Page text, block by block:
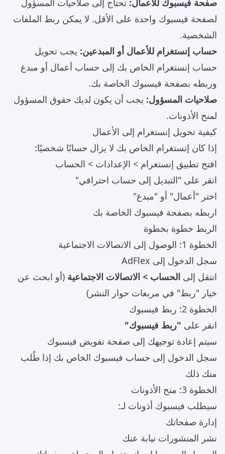
صفحة فيسبوك للأعمال: تحتاج إلى صلاحيات المسؤول
لصفحة فيسبوك واحدة على الأقل. لا يمكن ربط الملفات
الشخصية.
حساب إنستغرام للأعمال أو المبدعين: يجب تحويل
حساب إنستغرام الخاص بك إلى حساب أعمال أو مبدع
وربطه بصفحة فيسبوك الخاصة بك.
صلاحيات المسؤول: يجب أن يكون لديك حقوق المسؤول
لمنح الأذونات.
كيفية تحويل إنستغرام إلى الأعمال
إذا كان إنستغرام الخاص بك لا يزال حسابًا شخصيًا:
افتح تطبيق إنستغرام > الإعدادات > الحساب
انقر على "التبديل إلى حساب احترافي"
اختر "أعمال" أو "مبدع"
اربطه بصفحة فيسبوك الخاصة بك
الربط خطوة بخطوة
الخطوة 1: الوصول إلى الاتصالات الاجتماعية
سجل الدخول إلى AdFlex
انتقل إلى الحساب > الاتصالات الاجتماعية (أو ابحث عن
خيار "ربط" في مربعات حوار النشر)
الخطوة 2: ربط فيسبوك
انقر على "ربط فيسبوك"
سيتم إعادة توجيهك إلى صفحة تفويض فيسبوك
سجل الدخول إلى حساب فيسبوك الخاص بك إذا طُلب
منك ذلك
الخطوة 3: منح الأذونات
سيطلب فيسبوك أذونات لـ:
إدارة صفحاتك
نشر المنشورات نيابة عنك